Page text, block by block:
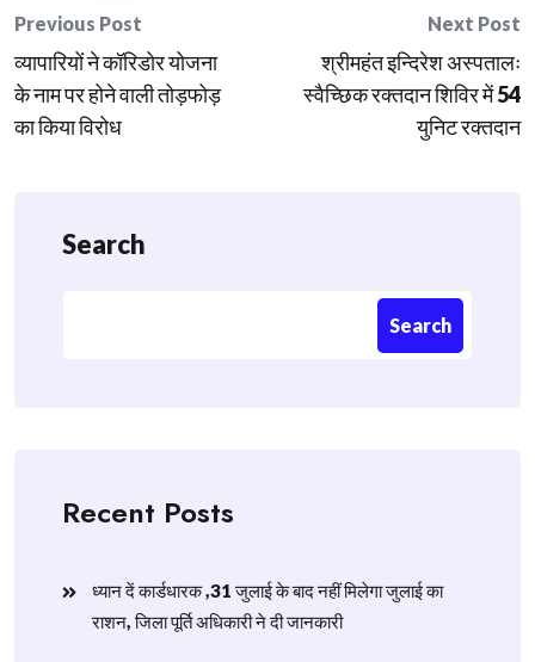
Post
navigation
Previous Post
व्यापारियों ने कॉरिडोर योजना
के नाम पर होने वाली तोड़फोड़
का किया विरोध
Next Post
श्रीमहंत इन्दिरेश अस्पतालः
स्वैच्छिक रक्तदान शिविर में 54
युनिट रक्तदान
Search
Search
Recent Posts
ध्यान दें कार्डधारक ,31 जुलाई के बाद नहीं मिलेगा जुलाई का
राशन, जिला पूर्ति अधिकारी ने दी जानकारी